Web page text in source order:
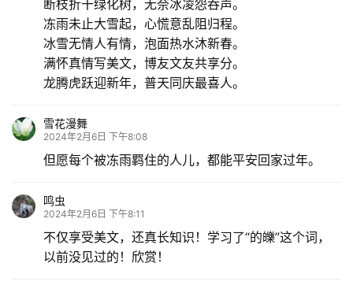
断枝折干绿化树，无奈冰凌怨呑声。
冻雨未止大雪起，心慌意乱阻归程。
冰雪无情人有情，泡面热水沐新春。
满怀真情写美文，博友文友共享分。
龙腾虎跃迎新年，普天同庆最喜人。
雪花漫舞
2024年2月6日 下午8:08
但愿每个被冻雨羁住的人儿，都能平安回家过年。
鸣虫
2024年2月6日 下午8:11
不仅享受美文，还真长知识！学习了“的皪”这个词，
以前没见过的！欣赏！